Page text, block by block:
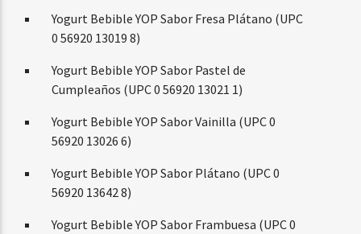
Yogurt Bebible YOP Sabor Fresa Plátano (UPC
0 56920 13019 8)
Yogurt Bebible YOP Sabor Pastel de
Cumpleaños (UPC 0 56920 13021 1)
Yogurt Bebible YOP Sabor Vainilla (UPC 0
56920 13026 6)
Yogurt Bebible YOP Sabor Plátano (UPC 0
56920 13642 8)
Yogurt Bebible YOP Sabor Frambuesa (UPC 0